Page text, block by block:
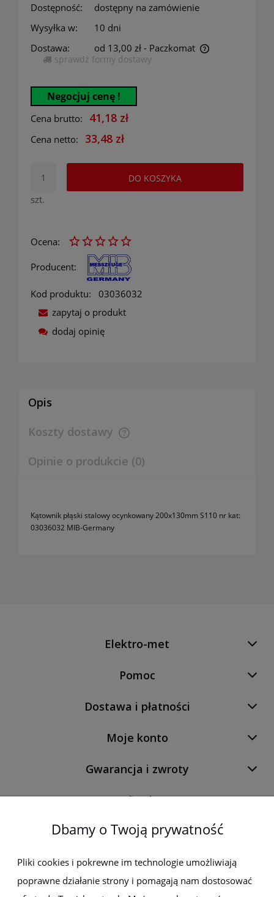
Dostępność:
dostępny na zamówienie
Wysyłka w:
10 dni
Dostawa:
od 13,00 zł - Paczkomat
Cena nie zawiera ewentualnych kosztów płatności
sprawdź formy dostawy
Negocjuj cenę !
Cena brutto: 41,18 zł
Cena netto: 33,48 zł
szt.
DO KOSZYKA
Ocena:
Producent:
Kod produktu:
03036032
zapytaj o produkt
dodaj opinię
Opis
Koszty dostawy
Cena nie zawiera ewentualnych kosztów płatności
Opinie o produkcie (0)
Kątownik płąski stalowy ocynkowany 200x130mm S110 nr kat:
03036032 MIB-Germany
Elektro-met
Pomoc
Dostawa i płatności
Moje konto
Gwarancja i zwroty
O firmie
Newsletter
Zapisz się do newslettera, aby być na bieżąco z nowościami i
Dbamy o Twoją prywatność
Pliki cookies i pokrewne im technologie umożliwiają
poprawne działanie strony i pomagają nam dostosować